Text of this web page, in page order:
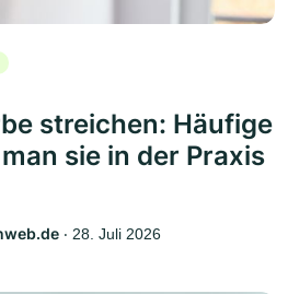
streichen: Häufige
sie in der Praxis
‧ 28. Juli 2026